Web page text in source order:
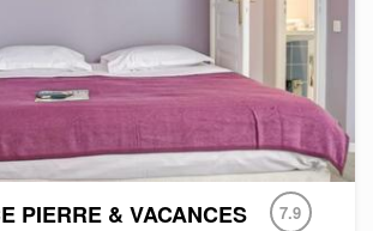
PIERRE & VACANCES
7.9